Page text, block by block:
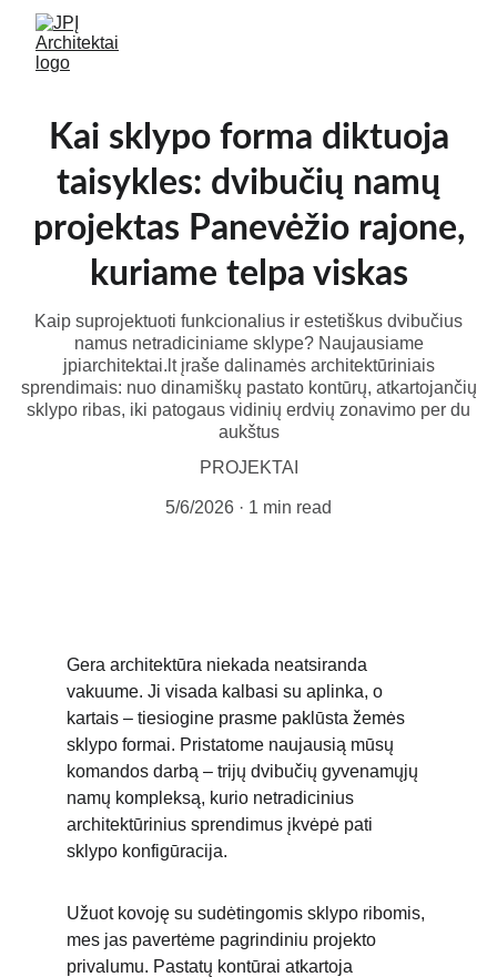
Kai sklypo forma diktuoja
taisykles: dvibučių namų
projektas Panevėžio rajone,
kuriame telpa viskas
Kaip suprojektuoti funkcionalius ir estetiškus dvibučius
namus netradiciniame sklype? Naujausiame
jpiarchitektai.lt įraše dalinamės architektūriniais
sprendimais: nuo dinamiškų pastato kontūrų, atkartojančių
sklypo ribas, iki patogaus vidinių erdvių zonavimo per du
aukštus
PROJEKTAI
5/6/2026 1 min read
Gera architektūra niekada neatsiranda
vakuume. Ji visada kalbasi su aplinka, o
kartais – tiesiogine prasme paklūsta žemės
sklypo formai. Pristatome naujausią mūsų
komandos darbą – trijų dvibučių gyvenamųjų
namų kompleksą, kurio netradicinius
architektūrinius sprendimus įkvėpė pati
sklypo konfigūracija.
Užuot kovoję su sudėtingomis sklypo ribomis,
mes jas pavertėme pagrindiniu projekto
privalumu. Pastatų kontūrai atkartoja